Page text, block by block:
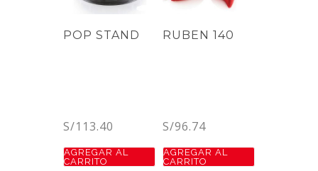
POP STAND
S/113.40
AGREGAR AL
CARRITO
RUBEN 140
S/96.74
AGREGAR AL
CARRITO